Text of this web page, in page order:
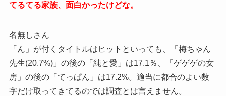
てるてる家族、面白かったけどな。
名無しさん
「ん」が付くタイトルはヒットといっても、「梅ちゃん
先生(20.7%)」の後の「純と愛」は17.1％、「ゲゲゲの女
房」の後の「てっぱん」は17.2%。適当に都合のよい数
字だけ取ってきてるのでは調査とは言えません。